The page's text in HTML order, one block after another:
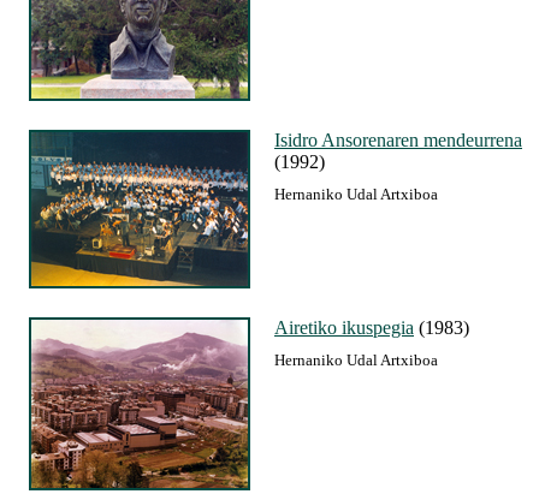
Isidro Ansorenaren mendeurrena
(1992)
Hernaniko Udal Artxiboa
Airetiko ikuspegia (1983)
Hernaniko Udal Artxiboa